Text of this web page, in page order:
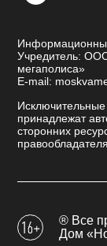
Учредитель:
мегаполиса»
E-mail:
принадлежат
сторонних
® Все
Дом